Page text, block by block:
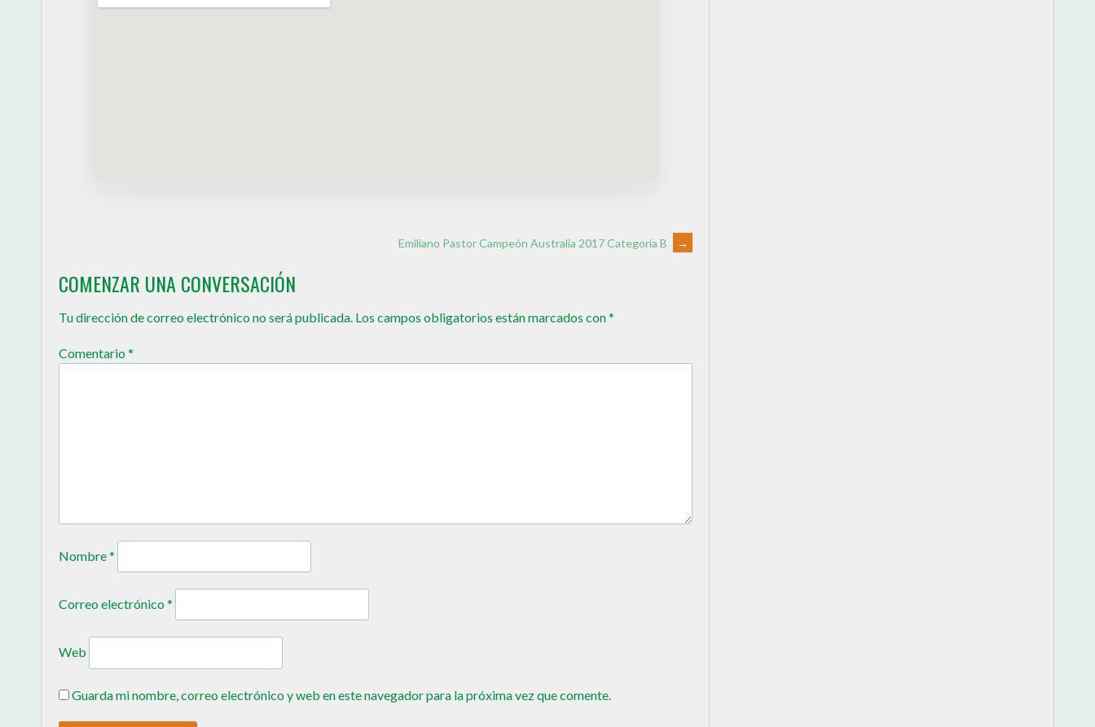
Emiliano Pastor Campeón Australia 2017 Categoría B →
COMENZAR UNA CONVERSACIÓN
Tu dirección de correo electrónico no será publicada. Los campos obligatorios están marcados con*
Comentario*
Nombre*
Correo electrónico*
Web
Guarda mi nombre, correo electrónico y web en este navegador para la próxima vez que comente.